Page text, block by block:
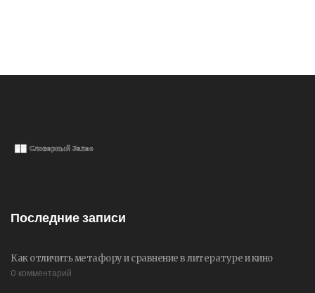
Последние записи
Как отличить метафору и сравнение в литературе и кино
0 комментарий